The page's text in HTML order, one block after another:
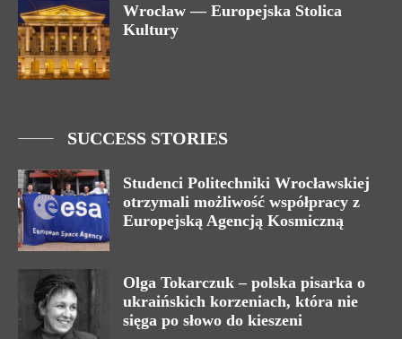
Wrocław — Europejska Stolica
Kultury
SUCCESS STORIES
Studenci Politechniki Wrocławskiej
otrzymali możliwość współpracy z
Europejską Agencją Kosmiczną
Olga Tokarczuk – polska pisarka o
ukraińskich korzeniach, która nie
sięga po słowo do kieszeni